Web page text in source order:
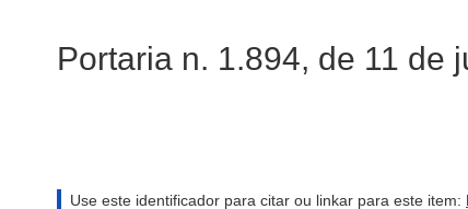
Portaria n. 1.894, de 11 de
Use este identificador para citar ou linkar para este item: